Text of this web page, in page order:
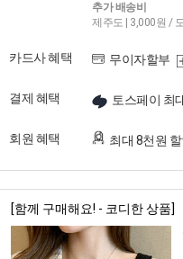
추가 배송비
제주도 | 3,000원 /
카드사 혜택 무이자할부
결제 혜택 토스페이 최
회원 혜택 최대 8천원 할
[함께 구매해요! - 코디한 상품]